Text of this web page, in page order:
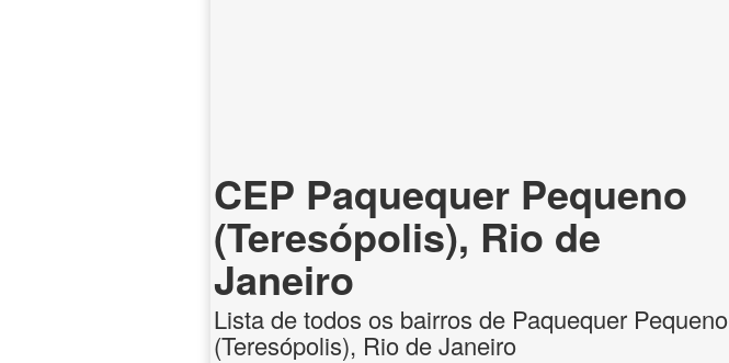
CEP Paquequer Pequeno
(Teresópolis), Rio de
Janeiro
Lista de todos os bairros de Paquequer Pequeno
(Teresópolis), Rio de Janeiro